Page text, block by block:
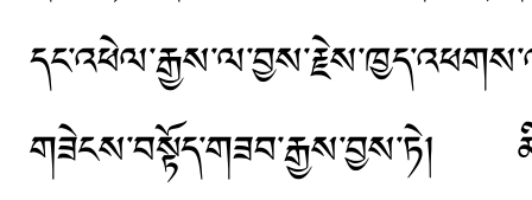
གཟེངས་བསྟོད་གཟབ་རྒྱས་བྱས་ཏེ།